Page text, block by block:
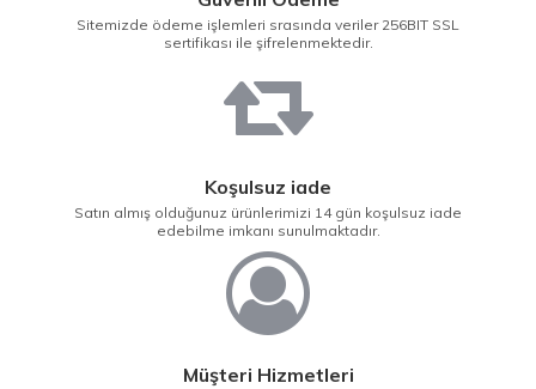
Sitemizde ödeme işlemleri srasında veriler 256BIT SSL
sertifikası ile şifrelenmektedir.
Koşulsuz iade
Satın almış olduğunuz ürünlerimizi 14 gün koşulsuz iade
edebilme imkanı sunulmaktadır.
Müşteri Hizmetleri